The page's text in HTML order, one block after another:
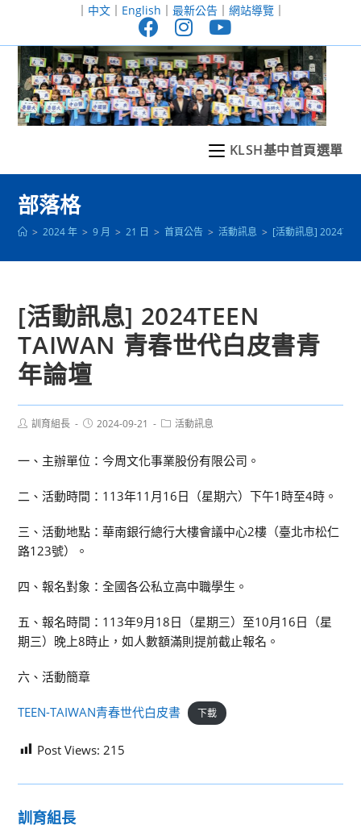
至
｜ 中文｜ English ｜ 最新公告｜ 網站導覽｜
KLSH基中首頁選單
部落格
> 2024 年 > 9 月 > 21 日 > 首頁公告 > 活動訊息 > [活動訊息]
[活動訊息] 2024TEEN
TAIWAN 青春世代白皮書青
年論壇
Post訓育組長
Post2024-09-21
Post活動訊息
一、主辦單位：今周文化事業股份有限公司。
二、活動時間：113年11月16日（星期六）下午1時至4時。
三、活動地點：華南銀行總行大樓會議中心2樓（臺北市松仁
路123號）。
四、報名對象：全國各公私立高中職學生。
五、報名時間：113年9月18日（星期三）至10月16日（星
期三）晚上8時止，如人數額滿則提前截止報名。
六、活動簡章
TEEN-TAIWAN青春世代白皮書 下載
Post Views: 215
訓育組長